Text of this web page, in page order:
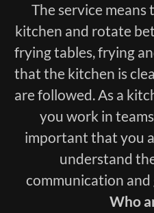
The service
kitchen and rotate
frying tables, frying
that the kitchen is
are followed. As a
you work in
important that you
understand
communication
Who